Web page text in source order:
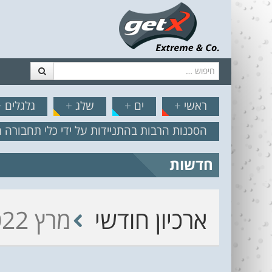
חיפוש
// תפריט
דלג לתוכן
ראשי + ים + שלג + גלגלים
הסכנות הרבות בהתניידות על ידי כלי
חדשות
ארכיון חודשי מרץ 2022